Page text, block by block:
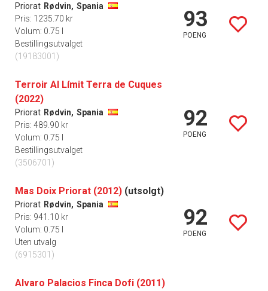
Priorat Rødvin, Spania
Pris: 1235.70 kr
Volum: 0.75 l
Bestillingsutvalget
(19183001)
93
POENG
Terroir Al Límit Terra de Cuques
(2022)
Priorat Rødvin, Spania
Pris: 489.90 kr
Volum: 0.75 l
Bestillingsutvalget
(3506701)
92
POENG
Mas Doix Priorat (2012) (utsolgt)
Priorat Rødvin, Spania
Pris: 941.10 kr
Volum: 0.75 l
Uten utvalg
(6915301)
92
POENG
Alvaro Palacios Finca Dofi (2011)